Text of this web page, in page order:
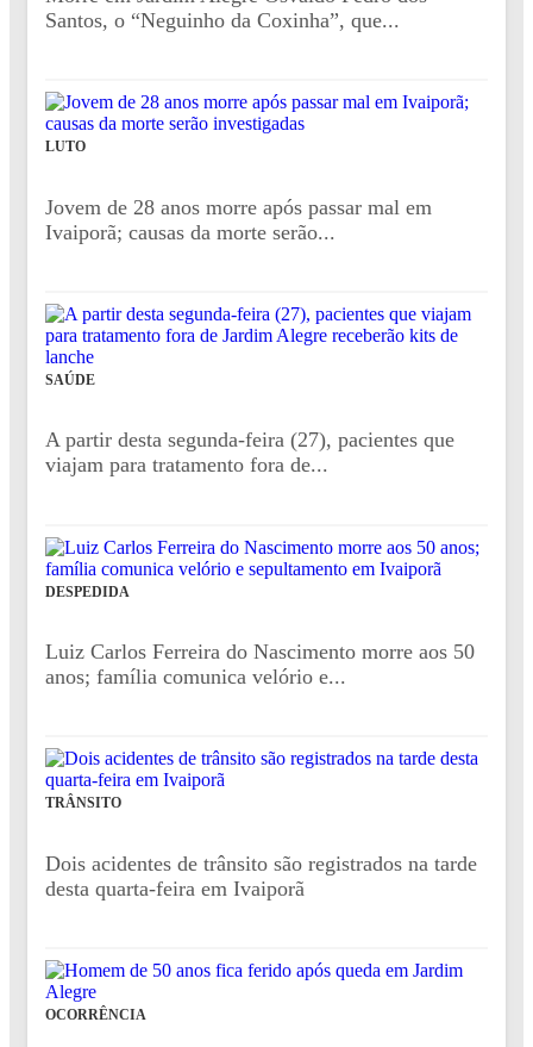
Santos, o “Neguinho da Coxinha”, que...
LUTO
Jovem de 28 anos morre após passar mal em
Ivaiporã; causas da morte serão...
SAÚDE
A partir desta segunda-feira (27), pacientes que
viajam para tratamento fora de...
DESPEDIDA
Luiz Carlos Ferreira do Nascimento morre aos 50
anos; família comunica velório e...
TRÂNSITO
Dois acidentes de trânsito são registrados na tarde
desta quarta-feira em Ivaiporã
OCORRÊNCIA